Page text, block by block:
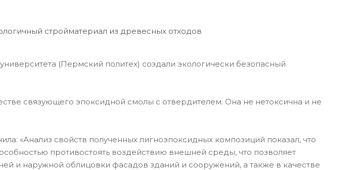
стройматериал из древесных отходов
(Пермский политех) создали экологически безопасный
связующего эпоксидной смолы с отвердителем. Она не нетоксична и не
свойств полученных лигноэпоксидных композиций показал, что
противостоять воздействию внешней среды, что позволяет
и наружной облицовки фасадов зданий и сооружений, а также в качестве